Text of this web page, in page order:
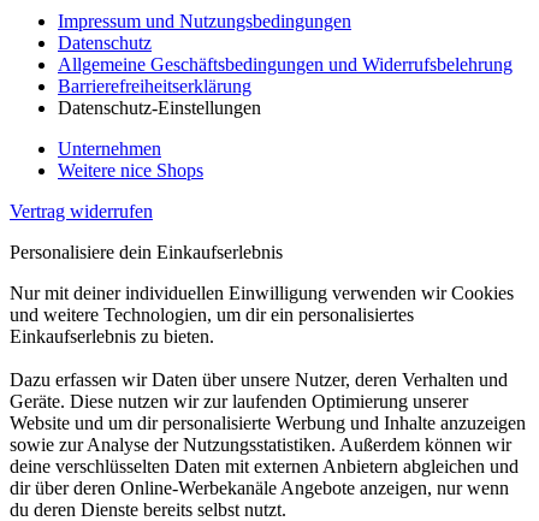
Impressum und Nutzungsbedingungen
Datenschutz
Allgemeine Geschäftsbedingungen und Widerrufsbelehrung
Barrierefreiheitserklärung
Datenschutz-Einstellungen
Unternehmen
Weitere nice Shops
Vertrag widerrufen
Personalisiere dein Einkaufserlebnis
Nur mit deiner individuellen Einwilligung verwenden wir Cookies
und weitere Technologien, um dir ein personalisiertes
Einkaufserlebnis zu bieten.
Dazu erfassen wir Daten über unsere Nutzer, deren Verhalten und
Geräte. Diese nutzen wir zur laufenden Optimierung unserer
Website und um dir personalisierte Werbung und Inhalte anzuzeigen
sowie zur Analyse der Nutzungsstatistiken. Außerdem können wir
deine verschlüsselten Daten mit externen Anbietern abgleichen und
dir über deren Online-Werbekanäle Angebote anzeigen, nur wenn
du deren Dienste bereits selbst nutzt.